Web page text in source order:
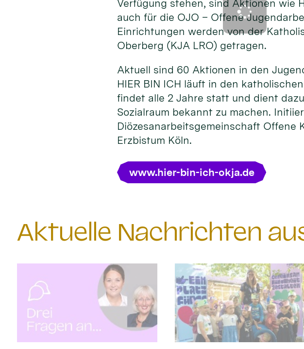
Verfügung stehen, sind Aktionen wie
auch für die OJO – Offene
Einrichtungen werden von der
Oberberg (KJA LRO) getragen.
Aktuell sind 60 Aktionen in den
HIER BIN ICH läuft in den
findet alle 2 Jahre statt und dient
Sozialraum bekannt zu machen.
Diözesanarbeitsgemeinschaft Offene
Erzbistum Köln.
www.hier-bin-ich-okja.de
Aktuelle Nachrichten